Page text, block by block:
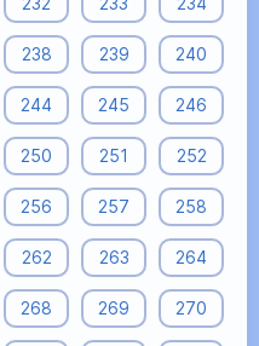
238 239 240
244 245 246
250 251 252
256 257 258
262 263 264
268 269 270